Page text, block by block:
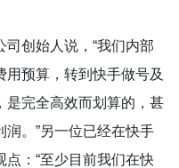
创始人说，“我们内部
预算，转到快手做号及
是完全高效而划算的，甚
。”另一位已经在快手
点：“至少目前我们在快